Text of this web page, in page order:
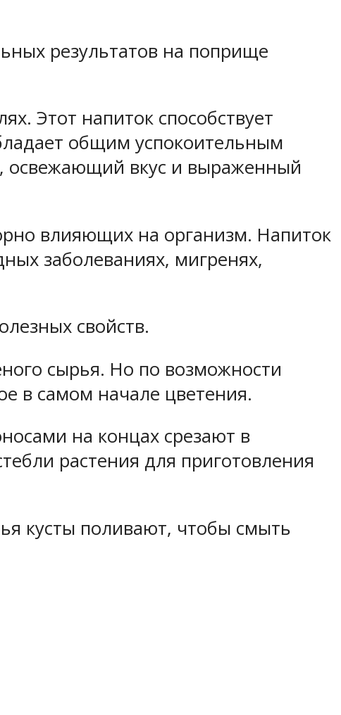
результатов на поприще
Этот напиток способствует
общим успокоительным
освежающий вкус и выраженный
влияющих на организм. Напиток
заболеваниях, мигренях,
свойств.
сырья. Но по возможности
в самом начале цветения.
на концах срезают в
растения для приготовления
кусты поливают, чтобы смыть